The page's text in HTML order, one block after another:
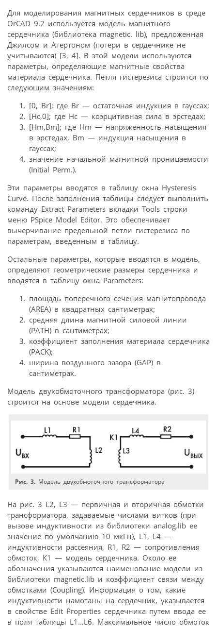
Для моделирования магнитных сердечников в среде
OrCAD 9.2 используется модель магнитного
сердечника (библиотека magnetic. lib), предложенная
Джилсом и Атертоном (потери в сердечнике не
учитываются) [3, 4]. В этой модели используются
параметры, определяющие магнитные свойства
материала сердечника. Петля гистерезиса строится по
следующим значениям:
[0, Br]; где Br — остаточная индукция в гауссах;
[Hc,0]; где Hc — коэрцитивная сила в эрстедах;
[Hm,Bm]; где Hm — напряженность насыщения
в эрстедах, Bm — индукция насыщения в
гауссах;
значение начальной магнитной проницаемости
(Initial Perm.).
Эти параметры вводятся в таблицу окна Hysteresis
Curve. После заполнения таблицы следует выполнить
команду Extract Parameters вкладки Tools строки
меню PSpice Model Editor. Это обеспечивает
вычерчивание предельной петли гистерезиса по
параметрам, введенным в таблицу.
Остальные параметры, которые вводятся в модель,
определяют геометрические размеры сердечника и
вводятся в таблицу окна Parameters:
площадь поперечного сечения магнитопровода
(AREA) в квадратных сантиметрах;
средняя длина магнитной силовой линии
(PATH) в сантиметрах;
коэффициент заполнения материала сердечника
(PACK);
ширина воздушного зазора (GAP) в
сантиметрах.
Модель двухобмоточного трансформатора (рис. 3)
строится на основе модели сердечника.
Рис. 3. Модель двухобмоточного трансформатора
На рис. 3 L2, L3 — первичная и вторичная обмотки
трансформатора, задаваемые числами витков (при
вызове индуктивности из библиотеки analog.lib ее
значение по умолчанию 10 мкГн), L1, L4 —
индуктивности рассеяния, R1, R2 — сопротивления
обмоток, К1 — модель сердечника. Около ее
обозначения указываются наименование модели из
библиотеки magnetic.lib и коэффициент связи между
обмотками (Coupling). Информация о том, какие
индуктивности намотаны на сердечник, указывается
в свойстве Edit Properties сердечника путем ввода ее
в поля таблицы L1…L6. Максимальное число обмоток